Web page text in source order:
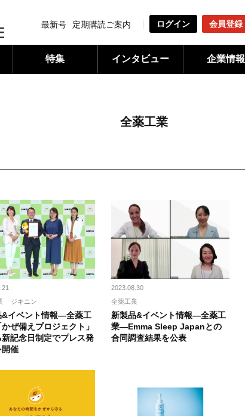
最新号 定期購読ご案内 ログイン 会員登録
特集 インタビュー 企業情報
全薬工業
ジキニン
&イベント情報―全薬工
ぜ備えプロジェクト」
新記念日制定でプレス発
催
2023.08.30
全薬工業
新製品&イベント情報―全薬工
業―Emma Sleep Japanとの
合同調査結果を公表